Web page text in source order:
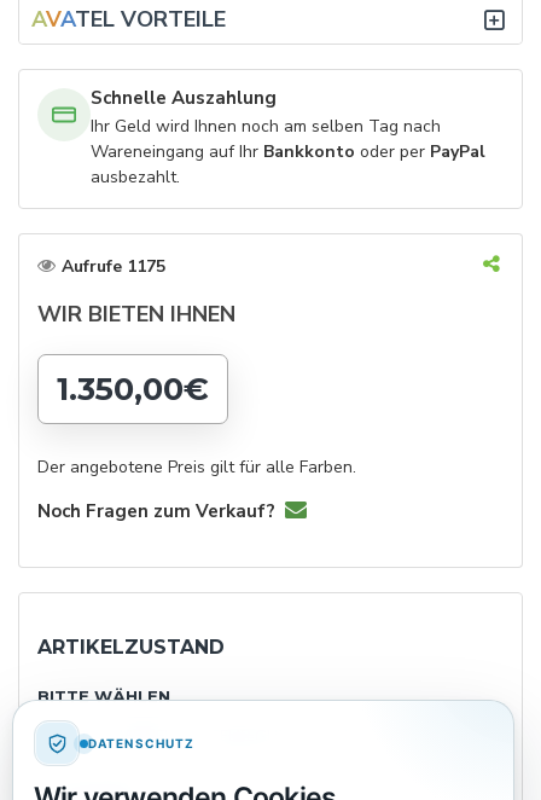
Schnelle Auszahlung
Ihr Geld wird Ihnen noch am selben Tag nach
Wareneingang auf Ihr Bankkonto oder per PayPal
ausbezahlt.
AVATEL VORTEILE
WIR BIETEN IHNEN
1.350,00€
Aufrufe 1175
ARTIKELZUSTAND
BITTE WÄHLEN
NEU WIE NEU
IN ORDNUNG
Der angebotene Preis gilt für alle Farben.
Noch Fragen zum Verkauf?
DATENSCHUTZ